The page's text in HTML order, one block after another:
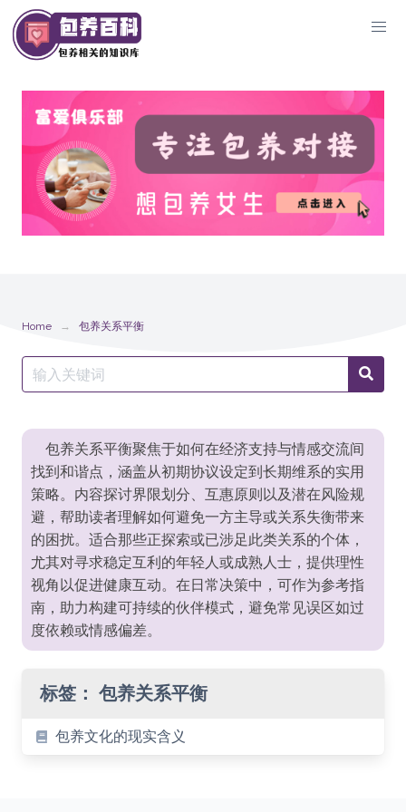
Skip
to
content
Home 包养关系平衡
Search
for:
包养关系平衡聚焦于如何在经济支持与情感交流间
找到和谐点，涵盖从初期协议设定到长期维系的实用
策略。内容探讨界限划分、互惠原则以及潜在风险规
避，帮助读者理解如何避免一方主导或关系失衡带来
的困扰。适合那些正探索或已涉足此类关系的个体，
尤其对寻求稳定互利的年轻人或成熟人士，提供理性
视角以促进健康互动。在日常决策中，可作为参考指
南，助力构建可持续的伙伴模式，避免常见误区如过
度依赖或情感偏差。
标签： 包养关系平衡
包养文化的现实含义